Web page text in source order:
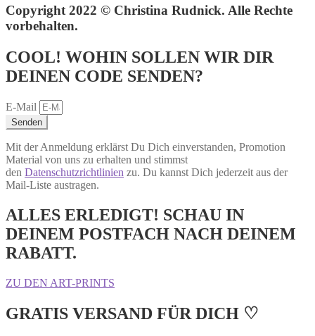
Copyright 2022 © Christina Rudnick. Alle Rechte
vorbehalten.
COOL! WOHIN SOLLEN WIR DIR
DEINEN CODE SENDEN?
E-Mail
Senden
Mit der Anmeldung erklärst Du Dich einverstanden, Promotion
Material von uns zu erhalten und stimmst
den Datenschutzrichtlinien zu. Du kannst Dich jederzeit aus der
Mail-Liste austragen.
ALLES ERLEDIGT! SCHAU IN
DEINEM POSTFACH NACH DEINEM
RABATT.
ZU DEN ART-PRINTS
GRATIS VERSAND FÜR DICH ♡